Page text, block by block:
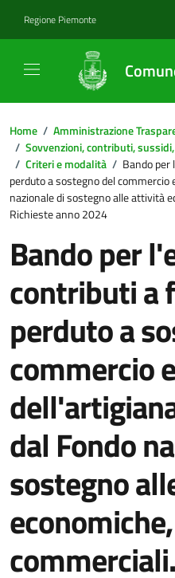
Regione Piemonte
Home / Amministrazione
/ Sovvenzioni, contributi,
/ Criteri e modalità / Bando per
perduto a sostegno del
nazionale di sostegno alle attività
Richieste anno 2024
Bando per
contributi a
perduto a
commercio e
dal Fondo
sostegno